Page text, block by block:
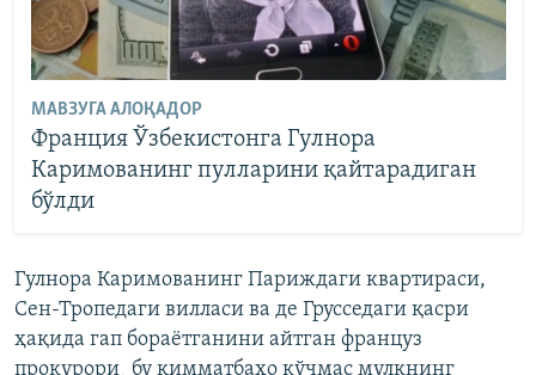
МАВЗУГА АЛОҚАДОР
Франция Ўзбекистонга Гулнора
Каримованинг пулларини қайтарадиган
бўлди
Гулнора Каримованинг Париждаги квартираси,
Сен-Тропедаги вилласи ва де Грусседаги қасри
ҳақида гап бораëтганини айтган француз
прокурори¸ бу қимматбаҳо кўчмас мулкнинг